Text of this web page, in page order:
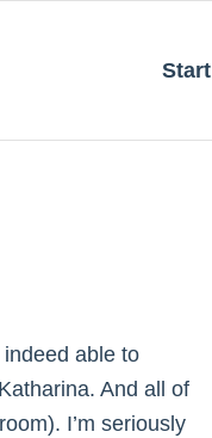
Start
able to
And all of
I’m seriously